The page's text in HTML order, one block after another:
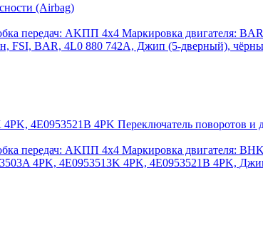
(Airbag)
передач: АKПП 4х4 Маркировка двигателя:
FSI, BAR, 4L0 880 742A, Джип (5-дверный),
4E0953521B 4PK Переключатель поворотов и
передач: АKПП 4х4 Маркировка двигателя:
4PK, 4E0953513K 4PK, 4E0953521B 4PK,